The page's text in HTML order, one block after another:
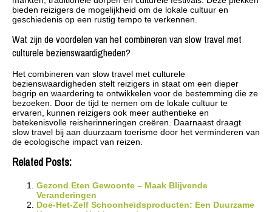
bieden reizigers de mogelijkheid om de lokale cultuur en
geschiedenis op een rustig tempo te verkennen.
Wat zijn de voordelen van het combineren van slow travel met
culturele bezienswaardigheden?
Het combineren van slow travel met culturele
bezienswaardigheden stelt reizigers in staat om een dieper
begrip en waardering te ontwikkelen voor de bestemming die ze
bezoeken. Door de tijd te nemen om de lokale cultuur te
ervaren, kunnen reizigers ook meer authentieke en
betekenisvolle reisherinneringen creëren. Daarnaast draagt
slow travel bij aan duurzaam toerisme door het verminderen van
de ecologische impact van reizen.
Related Posts:
Gezond Eten Gewoonte – Maak Blijvende
Veranderingen
Doe-Het-Zelf Schoonheidsproducten: Een Duurzame